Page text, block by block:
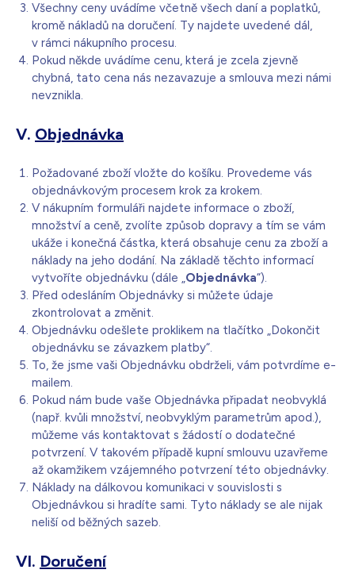
Všechny ceny uvádíme včetně všech daní a poplatků,
kromě nákladů na doručení. Ty najdete uvedené dál,
v rámci nákupního procesu.
Pokud někde uvádíme cenu, která je zcela zjevně
chybná, tato cena nás nezavazuje a smlouva mezi námi
nevznikla.
V. Objednávka
Požadované zboží vložte do košíku. Provedeme vás
objednávkovým procesem krok za krokem.
V nákupním formuláři najdete informace o zboží,
množství a ceně, zvolíte způsob dopravy a tím se vám
ukáže i konečná částka, která obsahuje cenu za zboží a
náklady na jeho dodání. Na základě těchto informací
vytvoříte objednávku (dále „Objednávka“).
Před odesláním Objednávky si můžete údaje
zkontrolovat a změnit.
Objednávku odešlete proklikem na tlačítko „Dokončit
objednávku se závazkem platby“.
To, že jsme vaši Objednávku obdrželi, vám potvrdíme e-
mailem.
Pokud nám bude vaše Objednávka připadat neobvyklá
(např. kvůli množství, neobvyklým parametrům apod.),
můžeme vás kontaktovat s žádostí o dodatečné
potvrzení. V takovém případě kupní smlouvu uzavřeme
až okamžikem vzájemného potvrzení této objednávky.
Náklady na dálkovou komunikaci v souvislosti s
Objednávkou si hradíte sami. Tyto náklady se ale nijak
neliší od běžných sazeb.
VI. Doručení